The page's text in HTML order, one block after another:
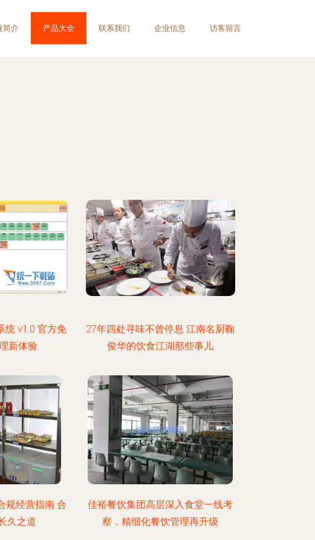
简介 产品大全 联系我们 企业信息 访客留言
统 v1.0 官方免
新体验
27年四处寻味不曾停息 江南名厨鞠
俊华的饮食江湖那些事儿
规经营指南 合
久之道
佳裕餐饮集团高层深入食堂一线考
察，精细化餐饮管理再升级